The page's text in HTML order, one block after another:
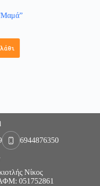
6944876350
Νίκος
051752861